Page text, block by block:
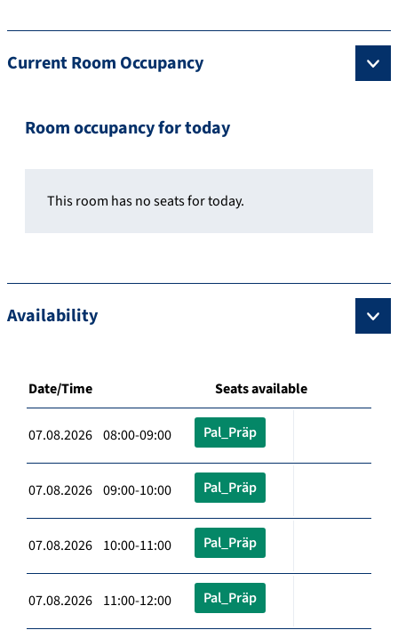
Current Room Occupancy
Room occupancy for today
This room has no seats for today.
Availability
Date/Time Seats available
07.08.2026 08:00-09:00 Pal_Präp
07.08.2026 09:00-10:00 Pal_Präp
07.08.2026 10:00-11:00 Pal_Präp
07.08.2026 11:00-12:00 Pal_Präp